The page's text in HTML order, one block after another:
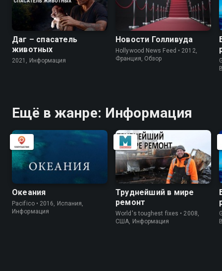
Даг – спасатель
животных
2021, Информация
Новости Голливуда
Hollywood News Feed • 2012,
Франция, Обзор
Ещё в жанре: Информация
Океания
Pacifico • 2016, Испания,
Информация
Труднейший в мире
ремонт
World's toughest fixes • 2008,
США, Информация